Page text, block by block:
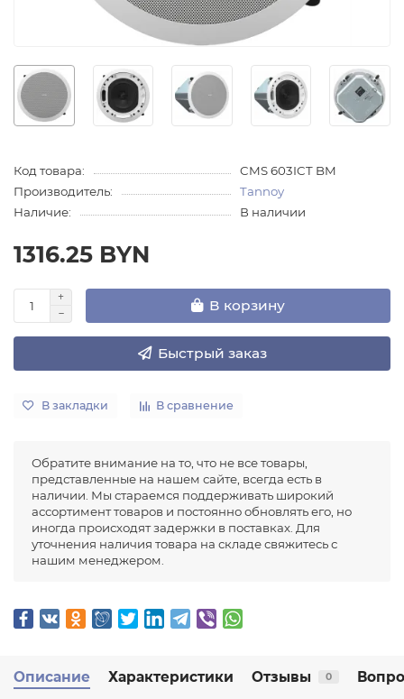
Код товара:
CMS 603ICT BM
Производитель:
Tannoy
Наличие:
В наличии
1316.25 BYN
В корзину
Быстрый заказ
В закладки В сравнение
Обратите внимание на то, что не все товары,
представленные на нашем сайте, всегда есть в
наличии. Мы стараемся поддерживать широкий
ассортимент товаров и постоянно обновлять его, но
иногда происходят задержки в поставках. Для
уточнения наличия товара на складе свяжитесь с
нашим менеджером.
Описание Характеристики Отзывы 0